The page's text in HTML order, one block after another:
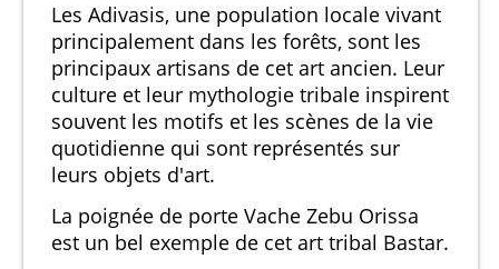
Les Adivasis, une population locale vivant
principalement dans les forêts, sont les
principaux artisans de cet art ancien. Leur
culture et leur mythologie tribale inspirent
souvent les motifs et les scènes de la vie
quotidienne qui sont représentés sur
leurs objets d'art.
La poignée de porte Vache Zebu Orissa
est un bel exemple de cet art tribal Bastar.